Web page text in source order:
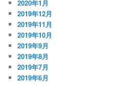
2020年1月
2019年12月
2019年11月
2019年10月
2019年9月
2019年8月
2019年7月
2019年6月